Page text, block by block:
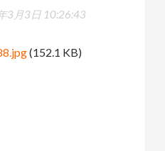
3月3日 10:26:43
(152.1 KB)